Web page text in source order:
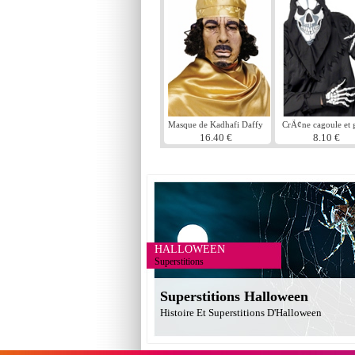
Masque de Kadhafi Daffy
16.40 €
CrÃ¢ne cagoule et
tissu noir
8.10 €
HALLOWEEN
Superstitions
Superstitions Halloween
Histoire Et Superstitions D'Halloween